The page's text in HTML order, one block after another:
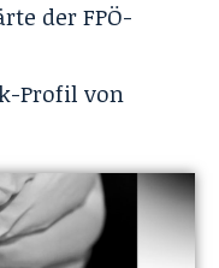
der FPÖ-
Profil von